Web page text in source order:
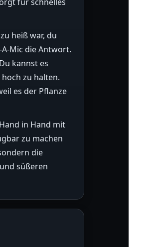
heiß war, du
Mic die Antwort.
kannst es
zu halten.
es der Pflanze
in Hand mit
zu machen
die
süßeren